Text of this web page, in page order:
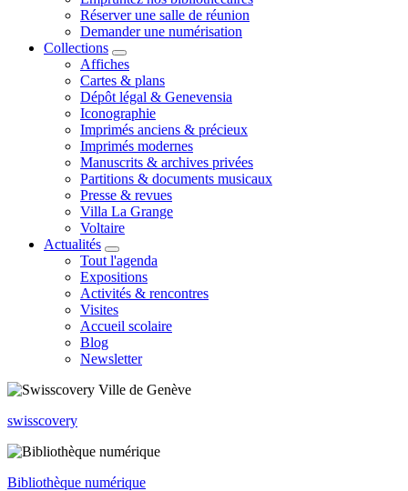
Réserver une salle de réunion
Demander une numérisation
Collections
Affiches
Cartes & plans
Dépôt légal & Genevensia
Iconographie
Imprimés anciens & précieux
Imprimés modernes
Manuscrits & archives privées
Partitions & documents musicaux
Presse & revues
Villa La Grange
Voltaire
Actualités
Tout l'agenda
Expositions
Activités & rencontres
Visites
Accueil scolaire
Blog
Newsletter
swisscovery
Bibliothèque numérique